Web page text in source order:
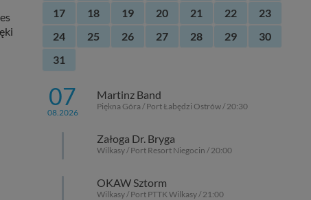
17
18 19 20 21 22
23
24
25 26 27 28 29
30
31
07
08.2026
Martinz Band
Piękna Góra / Port Łabędzi Ostrów / 20:30
Załoga Dr. Bryga
Wilkasy / Port Resort Niegocin / 20:00
OKAW Sztorm
Wilkasy / Port PTTK Wilkasy / 21:00